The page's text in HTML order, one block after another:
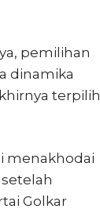
pemilihan
dinamika
terpilih
menakhodai
Golkar